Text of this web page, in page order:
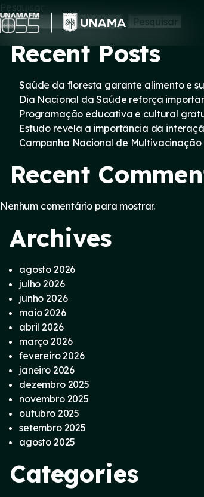
Skip
to
content
Pesquisar
Pesquisar
Recent Posts
Saúde da floresta garante alimento e
Dia Nacional da Saúde reforça
Programação educativa e cultural
Estudo revela a importância da
Campanha Nacional de
Recent
Nenhum comentário para mostrar.
Archives
agosto 2026
julho 2026
junho 2026
maio 2026
abril 2026
março 2026
fevereiro 2026
janeiro 2026
dezembro 2025
novembro 2025
outubro 2025
setembro 2025
agosto 2025
Categories